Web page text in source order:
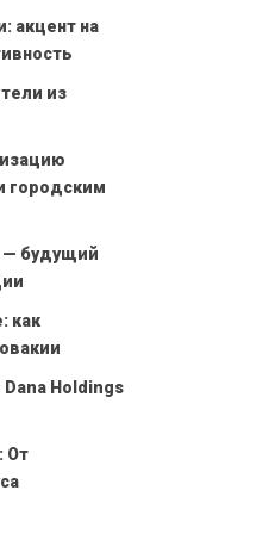
акцент на
из
городским
— будущий
как
Holdings
От